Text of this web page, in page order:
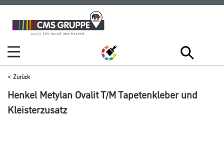
Zum
Inhalt
Zum
Navigationsmenü
Zurück
Henkel Metylan Ovalit T/M Tapetenkleber und
Kleisterzusatz